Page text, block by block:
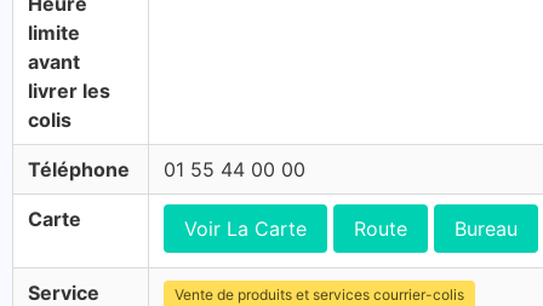
limite
avant
livrer les
colis
Téléphone 01 55 44 00 00
Carte Voir La Carte Route Bureau
Service
Vente de produits et services courrier-colis